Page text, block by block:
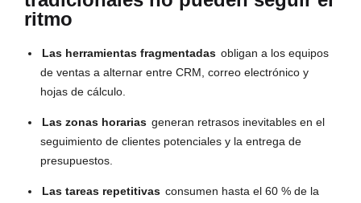
ritmo
Las herramientas fragmentadas obligan a los equipos
de ventas a alternar entre CRM, correo electrónico y
hojas de cálculo.
Las zonas horarias generan retrasos inevitables en el
seguimiento de clientes potenciales y la entrega de
presupuestos.
Las tareas repetitivas consumen hasta el 60 % de la